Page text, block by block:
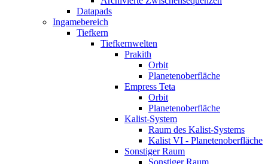
Datapads
Ingamebereich
Tiefkern
Tiefkernwelten
Prakith
Orbit
Planetenoberfläche
Empress Teta
Orbit
Planetenoberfläche
Kalist-System
Raum des Kalist-Systems
Kalist VI - Planetenoberfläche
Sonstiger Raum
Sonstiger Raum